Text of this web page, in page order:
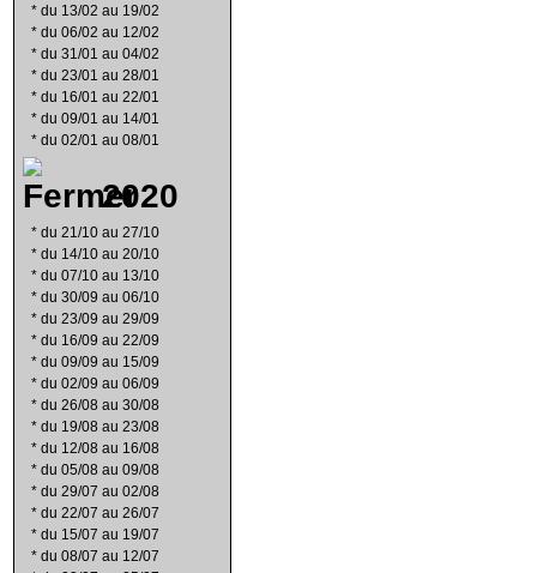
* du 13/02 au 19/02
* du 06/02 au 12/02
* du 31/01 au 04/02
* du 23/01 au 28/01
* du 16/01 au 22/01
* du 09/01 au 14/01
* du 02/01 au 08/01
2020
* du 21/10 au 27/10
* du 14/10 au 20/10
* du 07/10 au 13/10
* du 30/09 au 06/10
* du 23/09 au 29/09
* du 16/09 au 22/09
* du 09/09 au 15/09
* du 02/09 au 06/09
* du 26/08 au 30/08
* du 19/08 au 23/08
* du 12/08 au 16/08
* du 05/08 au 09/08
* du 29/07 au 02/08
* du 22/07 au 26/07
* du 15/07 au 19/07
* du 08/07 au 12/07